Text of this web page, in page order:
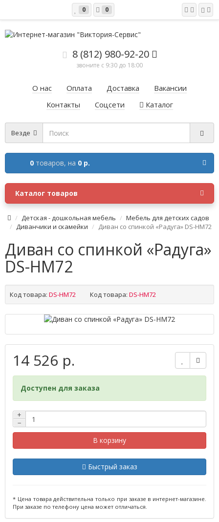
0 0
8 (812) 980-92-20
звоните с 9:30 до 18:00
О нас Оплата Доставка
Вакансии
Контакты
Соцсети Каталог
Везде
0 товаров, на 0 р.
Каталог товаров
Детская - дошкольная мебель
Мебель для детских садов
Диванчики и скамейки
Диван со спинкой «Радуга» DS-НМ72
Диван со спинкой «Радуга»
DS-НМ72
Код товара: DS-НМ72 Код товара: DS-НМ72
14 526 р.
Доступен для заказа
+
−
В корзину
Быстрый заказ
* Цена товара действительна только при заказе в интернет-магазине.
При заказе по телефону цена может отличаться.